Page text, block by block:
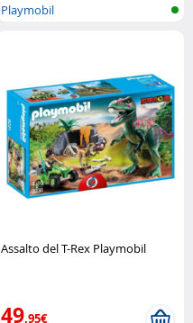
Playmobil
Assalto del T-Rex Playmobil
49,95€